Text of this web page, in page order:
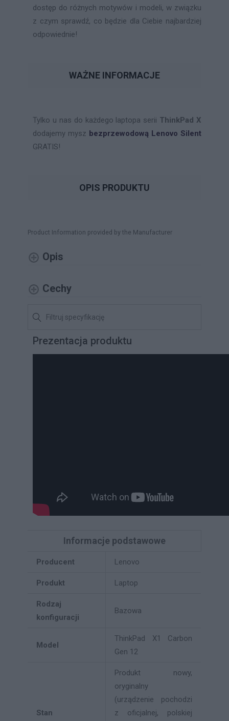
dostęp do różnych motywów i modeli, w związku
z czym sprawdź, co będzie dla Ciebie najbardziej
odpowiednie!
WAŻNE INFORMACJE
Tylko u nas do każdego laptopa serii ThinkPad X
dodajemy mysz bezprzewodową Lenovo Silent
GRATIS!
OPIS PRODUKTU
Product Information provided by the Manufacturer
Opis
Cechy
Prezentacja produktu
Informacje podstawowe
Producent Lenovo
Produkt Laptop
Rodzaj
konfiguracji
Bazowa
Model
ThinkPad X1 Carbon
Gen 12
Stan
Produkt nowy,
oryginalny
(urządzenie pochodzi
z oficjalnej, polskiej